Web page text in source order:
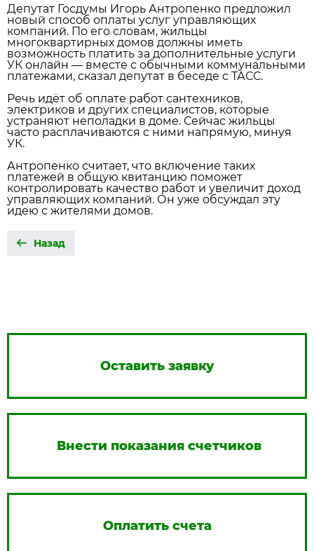
Депутат Госдумы Игорь Антропенко предложил
новый способ оплаты услуг управляющих
компаний. По его словам, жильцы
многоквартирных домов должны иметь
возможность платить за дополнительные услуги
УК онлайн — вместе с обычными коммунальными
платежами, сказал депутат в беседе с ТАСС.
Речь идёт об оплате работ сантехников,
электриков и других специалистов, которые
устраняют неполадки в доме. Сейчас жильцы
часто расплачиваются с ними напрямую, минуя
УК.
Антропенко считает, что включение таких
платежей в общую квитанцию поможет
контролировать качество работ и увеличит доход
управляющих компаний. Он уже обсуждал эту
идею с жителями домов.
Назад
Оставить заявку
Внести показания счетчиков
Оплатить счета